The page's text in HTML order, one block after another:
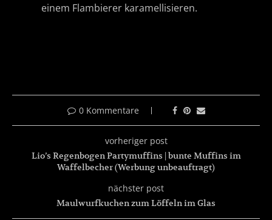
einem Flambierer karamellisieren.
0 Kommentare
vorheriger post
Lio’s Regenbogen Partymuffins | bunte Muffins im
Waffelbecher (Werbung unbeauftragt)
nächster post
Maulwurfkuchen zum Löffeln im Glas